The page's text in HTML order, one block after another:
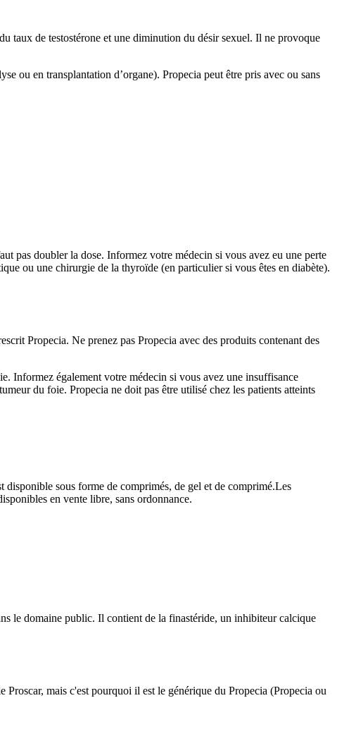
taux de testostérone et une diminution du désir sexuel. Il ne provoque
ou en transplantation d’organe). Propecia peut être pris avec ou sans
pas doubler la dose. Informez votre médecin si vous avez eu une perte
ou une chirurgie de la thyroïde (en particulier si vous êtes en diabète).
Propecia. Ne prenez pas Propecia avec des produits contenant des
Informez également votre médecin si vous avez une insuffisance
du foie. Propecia ne doit pas être utilisé chez les patients atteints
sous forme de comprimés, de gel et de comprimé.Les
en vente libre, sans ordonnance.
le domaine public. Il contient de la finastéride, un inhibiteur calcique
mais c'est pourquoi il est le générique du Propecia (Propecia ou